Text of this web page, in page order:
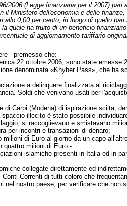
(Legge finanziaria per il 2007)
Ministero dell'economia e delle
0,00 per cento, in luogo di quello
quale ha fruito di un beneficio
di aggiornamento tariffario
- premesso che:
22 ottobre 2006, sono state emesse
denominata «Khyber Pass», che ha
a delinquere finalizzata al
Soldi che venivano usati per
Carpi (Modena) di ispirazione sciita,
illecito è stato possibile
si raccoglievano e smistavano
per incontri e transazioni di denaro;
di Euro al giorno da un capo
quattro milioni di Euro -:
islamiche presenti in Italia ed in
collegate direttamente ed
Correnti di tutti coloro che
nostro paese, per verificare che non